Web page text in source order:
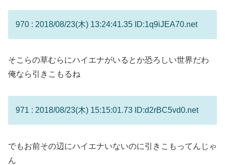
970 : 2018/08/23(木) 13:24:41.35 ID:1q9iJEA70.net
そこらの草むらにハイエナがいるとか恐ろしい世界だわ
俺なら引きこもるね
971 : 2018/08/23(木) 15:15:01.73 ID:d2rBC5vd0.net
でもお前その辺にハイエナいないのに引きこもってんじゃ
ん